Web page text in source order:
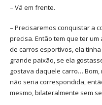
– Vá em frente.
– Precisaremos conquistar a
precisa. Então tem que ter
de carros esportivos, ela
grande paixão, se ela
gostava daquele carro…
não seria correspondida,
mesmo, bilateralmente sem